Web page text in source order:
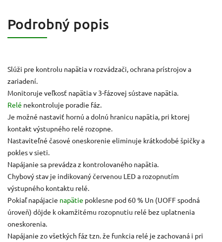
Podrobný popis
Slúži pre kontrolu napätia v rozvádzači, ochrana prístrojov a
zariadení.
Monitoruje veľkosť napätia v 3-fázovej sústave napätia.
Relé nekontroluje poradie fáz.
Je možné nastaviť hornú a dolnú hranicu napätia, pri ktorej
kontakt výstupného relé rozopne.
Nastaviteľné časové oneskorenie eliminuje krátkodobé špičky a
pokles v sieti.
Napájanie sa prevádza z kontrolovaného napätia.
Chybový stav je indikovaný červenou LED a rozopnutím
výstupného kontaktu relé.
Pokiaľ napájacie napätie poklesne pod 60 % Un (UOFF spodná
úroveň) dôjde k okamžitému rozopnutiu relé bez uplatnenia
oneskorenia.
Napájanie zo všetkých fáz tzn. že funkcia relé je zachovaná i pri